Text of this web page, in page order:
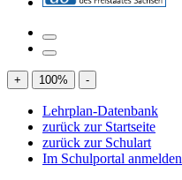
+ 100% -
Lehrplan-Datenbank
zurück zur Startseite
zurück zur Schulart
Im Schulportal anmelden